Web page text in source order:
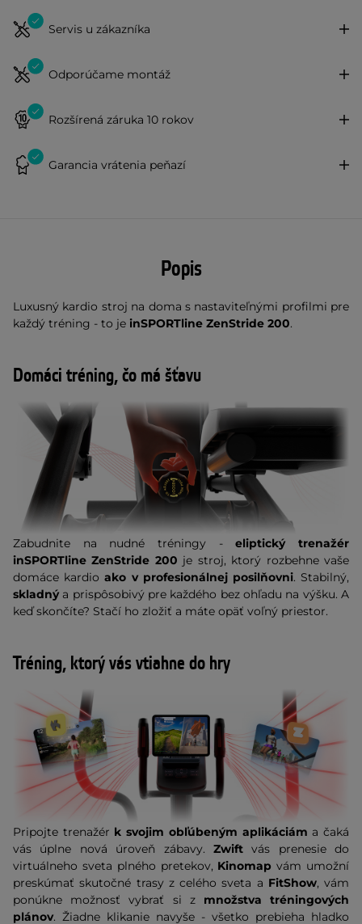
Servis u zákazníka
Odporúčame montáž
Rozšírená záruka 10 rokov
Garancia vrátenia peňazí
Popis
Luxusný kardio stroj na doma s nastaviteľnými profilmi pre
každý tréning - to je inSPORTline ZenStride 200.
Domáci tréning, čo má šťavu
Zabudnite na nudné tréningy -eliptický trenažér
inSPORTline ZenStride 200 je stroj, ktorý rozbehne vaše
domáce kardioako v profesionálnej posilňovni. Stabilný,
skladnýa prispôsobivý pre každého bez ohľadu na výšku. A
keď skončíte? Stačí ho zložiť a máte opäť voľný priestor.
Tréning, ktorý vás vtiahne do hry
Pripojte trenažér k svojim obľúbeným aplikáciám a čaká
vás úplne nová úroveň zábavy. Zwiftvás prenesie do
virtuálneho sveta plného pretekov, Kinomap vám umožní
preskúmať skutočné trasy z celého sveta a FitShow, vám
ponúkne možnosť vybrať si z množstva tréningových
plánov. Žiadne klikanie navyše - všetko prebieha hladko